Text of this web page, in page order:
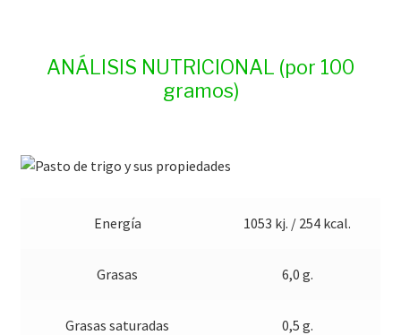
ANÁLISIS NUTRICIONAL (por 100
gramos)
Energía 1053 kj. / 254 kcal.
Grasas 6,0 g.
Grasas saturadas 0,5 g.